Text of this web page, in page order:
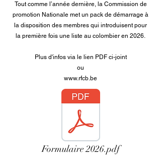
Tout comme l’année dernière, la Commission de
promotion Nationale met un pack de démarrage à
la disposition des membres qui introduisent pour
la première fois une liste au colombier en 2026.
Plus d'infos via le lien PDF ci-joint
ou
www.rfcb.be
Formulaire 2026.pdf